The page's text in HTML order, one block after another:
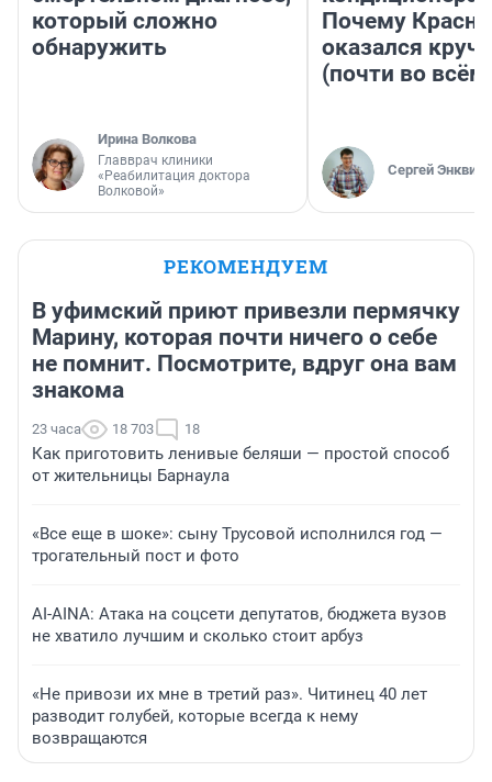
который сложно
обнаружить
Ирина Волкова
Главврач клиники
«Реабилитация доктора
Волковой»
Почему
оказался
(почти во
Сергей Энквист
РЕКОМЕНДУЕМ
В уфимский приют привезли пермячку
Марину, которая почти ничего о себе
не помнит. Посмотрите, вдруг она вам
знакома
23 часа 18 703 18
Как приготовить ленивые беляши — простой способ
от жительницы Барнаула
«Все еще в шоке»: сыну Трусовой исполнился год —
трогательный пост и фото
AI-AINA: Атака на соцсети депутатов, бюджета вузов
не хватило лучшим и сколько стоит арбуз
«Не привози их мне в третий раз». Читинец 40 лет
разводит голубей, которые всегда к нему
возвращаются